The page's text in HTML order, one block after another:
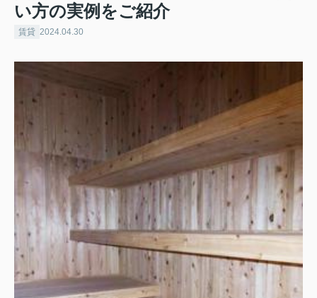
い方の実例をご紹介
賃貸 2024.04.30